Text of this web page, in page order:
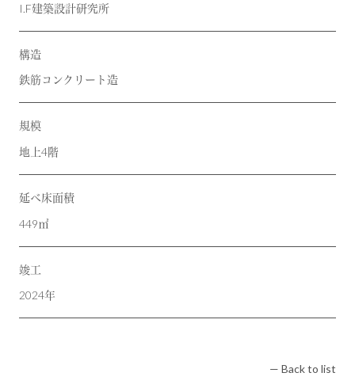
I.F建築設計研究所
構造
鉄筋コンクリート造
規模
地上4階
延べ床面積
449㎡
竣工
2024年
— Back to list